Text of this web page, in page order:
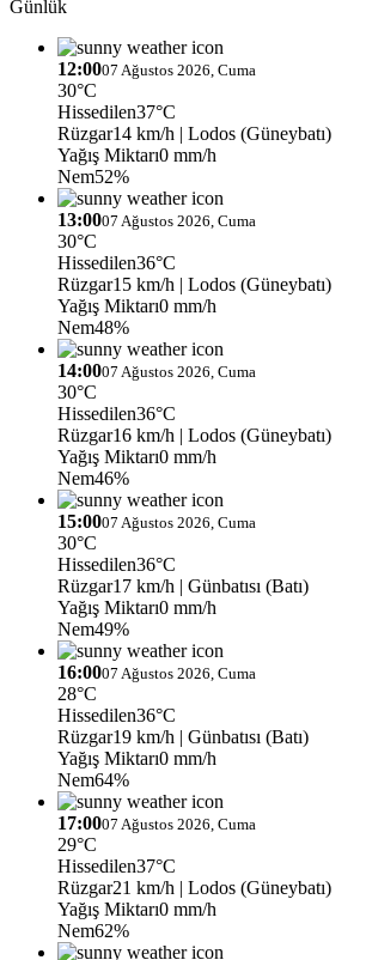
Günlük
12:0007 Ağustos 2026, Cuma
30°C
Hissedilen37°C
Rüzgar14 km/h | Lodos (Güneybatı)
Yağış Miktarı0 mm/h
Nem52%
13:0007 Ağustos 2026, Cuma
30°C
Hissedilen36°C
Rüzgar15 km/h | Lodos (Güneybatı)
Yağış Miktarı0 mm/h
Nem48%
14:0007 Ağustos 2026, Cuma
30°C
Hissedilen36°C
Rüzgar16 km/h | Lodos (Güneybatı)
Yağış Miktarı0 mm/h
Nem46%
15:0007 Ağustos 2026, Cuma
30°C
Hissedilen36°C
Rüzgar17 km/h | Günbatısı (Batı)
Yağış Miktarı0 mm/h
Nem49%
16:0007 Ağustos 2026, Cuma
28°C
Hissedilen36°C
Rüzgar19 km/h | Günbatısı (Batı)
Yağış Miktarı0 mm/h
Nem64%
17:0007 Ağustos 2026, Cuma
29°C
Hissedilen37°C
Rüzgar21 km/h | Lodos (Güneybatı)
Yağış Miktarı0 mm/h
Nem62%